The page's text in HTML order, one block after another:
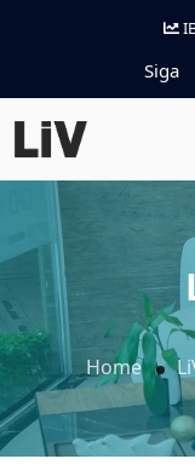
Siga
Home